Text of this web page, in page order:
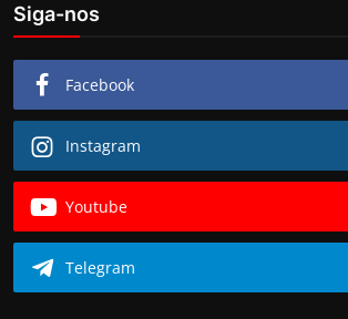
Siga-nos
Facebook
Instagram
Youtube
Telegram